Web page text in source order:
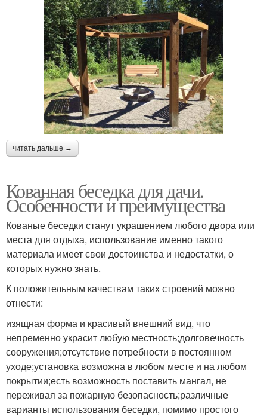
читать дальше →
Кованная беседка для дачи.
Особенности и преимущества
Кованые беседки станут украшением любого двора или
места для отдыха, использование именно такого
материала имеет свои достоинства и недостатки, о
которых нужно знать.
К положительным качествам таких строений можно
отнести:
изящная форма и красивый внешний вид, что
непременно украсит любую местность;долговечность
сооружения;отсутствие потребности в постоянном
уходе;установка возможна в любом месте и на любом
покрытии;есть возможность поставить мангал, не
переживая за пожарную безопасность;различные
варианты использования беседки, помимо простого